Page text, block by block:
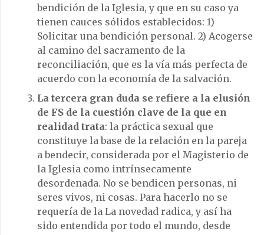
bendición de la Iglesia, y que en su caso ya
tienen cauces sólidos establecidos: 1)
Solicitar una bendición personal. 2) Acogerse
al camino del sacramento de la
reconciliación, que es la vía más perfecta de
acuerdo con la economía de la salvación.
La tercera gran duda se refiere a la elusión
de FS de la cuestión clave de la que en
realidad trata: la práctica sexual que
constituye la base de la relación en la pareja
a bendecir, considerada por el Magisterio de
la Iglesia como intrínsecamente
desordenada. No se bendicen personas, ni
seres vivos, ni cosas. Para hacerlo no se
requería de la La novedad radica, y así ha
sido entendida por todo el mundo, desde